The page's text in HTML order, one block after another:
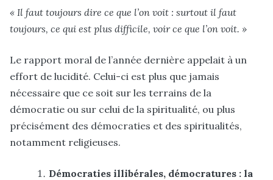
« Il faut toujours dire ce que l’on voit : surtout il faut
toujours, ce qui est plus difficile, voir ce que l’on voit. »
Le rapport moral de l’année dernière appelait à un
effort de lucidité. Celui-ci est plus que jamais
nécessaire que ce soit sur les terrains de la
démocratie ou sur celui de la spiritualité, ou plus
précisément des démocraties et des spiritualités,
notamment religieuses.
Démocraties illibérales, démocratures : la